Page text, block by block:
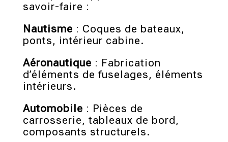
savoir-faire :
Nautisme : Coques de bateaux,
ponts, intérieur cabine.
Aéronautique : Fabrication
d’éléments de fuselages, éléments
intérieurs.
Automobile : Pièces de
carrosserie, tableaux de bord,
composants structurels.